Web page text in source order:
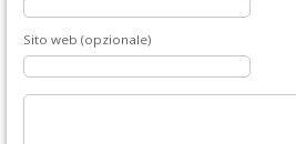
Sito web (opzionale)